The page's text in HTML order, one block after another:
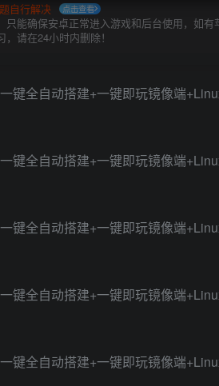
自行解决 点击查看
能确保安卓正常进入游戏和后台使用，如
请在24小时内删除！